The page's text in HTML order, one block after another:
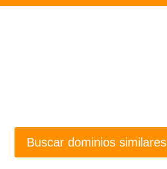
Buscar dominios similares